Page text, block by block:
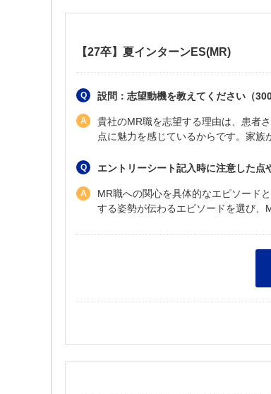
【27卒】夏インターンES(MR)
設問：志望動機を教えてください（300
貴社のMR職を志望する理由は、患者
点に魅力を感じているからです。家
エントリーシート記入時に注意した点
MR職への関心を具体的なエピソード
する姿勢が伝わるエピソードを選び、